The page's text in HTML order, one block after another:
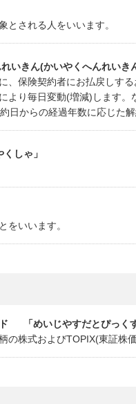
とされる人をいいます。
いきん(かいやくへんれいき
、保険契約者にお払戻しす
より毎日変動(増減)します
日からの経過年数に応じた
しゃ」
をいいます。
「めいじやすだとぴっく
の株式およびTOPIX(東証株